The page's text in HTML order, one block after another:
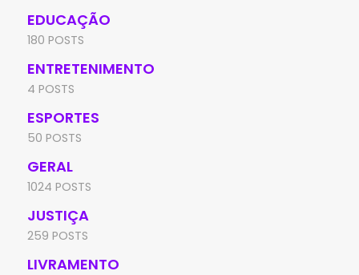
EDUCAÇÃO
180 POSTS
ENTRETENIMENTO
4 POSTS
ESPORTES
50 POSTS
GERAL
1024 POSTS
JUSTIÇA
259 POSTS
LIVRAMENTO